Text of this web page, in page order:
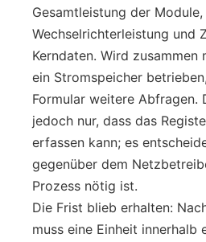
Gesamtleistung der Module,
Wechselrichterleistung und
Kerndaten. Wird zusammen
ein Stromspeicher
Formular weitere Abfragen.
jedoch nur, dass das
erfassen kann; es
gegenüber dem
Prozess nötig ist.
Die Frist blieb erhalten:
muss eine Einheit innerhalb